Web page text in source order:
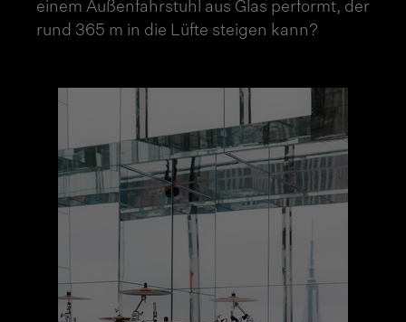
einem Außenfahrstuhl aus Glas performt, der
rund 365 m in die Lüfte steigen kann?